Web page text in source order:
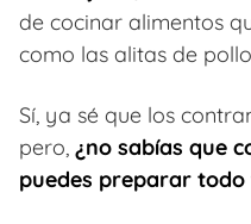
de cocinar alimentos
como las alitas de
Sí, ya sé que los
pero, ¿no sabías que
puedes preparar todo